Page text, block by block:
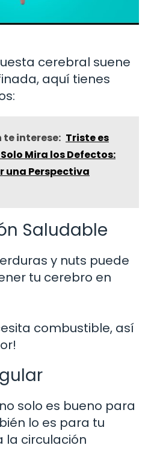
cerebral suene
aquí tienes
te interese: Triste es
Mira los Defectos:
una Perspectiva
Saludable
y nuts puede
tu cerebro en
combustible, así
solo es bueno para
lo es para tu
la circulación